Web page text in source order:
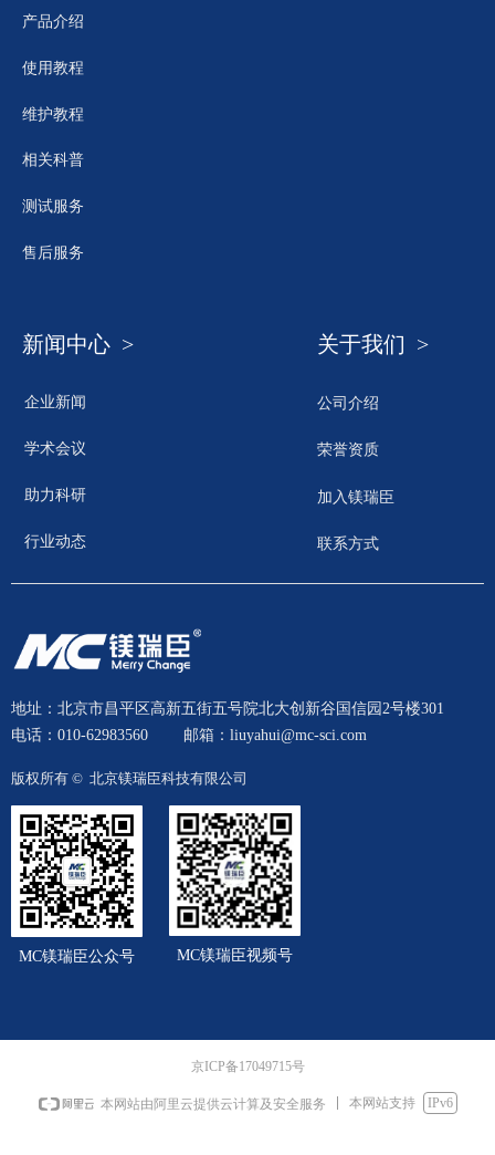
产品介绍
使用教程
维护教程
相关科普
测试服务
售后服务
新闻中心 >
企业新闻
学术会议
助力科研
行业动态
关于我们 >
公司介绍
荣誉资质
加入镁瑞臣
联系方式
版权所有 © 北京镁瑞臣科技有限公司
地址：北京市昌平区高新五街五号院北大创新谷国信园2号楼301
电话：010-62983560 邮箱：liuyahui@mc-sci.com
MC镁瑞臣公众号 MC镁瑞臣视频号
京ICP备17049715号
本网站由阿里云提供云计算及安全服务 本网站支持 IPv6